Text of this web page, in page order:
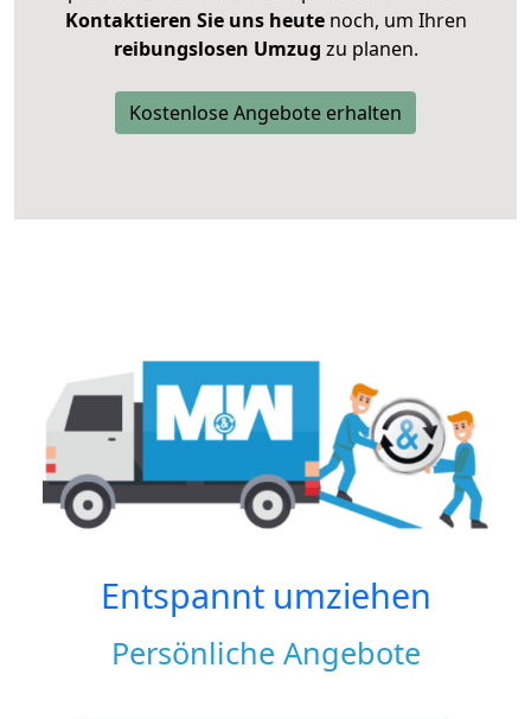
Kontaktieren Sie uns heutenoch, um Ihren
reibungslosen Umzug zu planen.
Kostenlose Angebote erhalten
Entspannt umziehen
Persönliche Angebote